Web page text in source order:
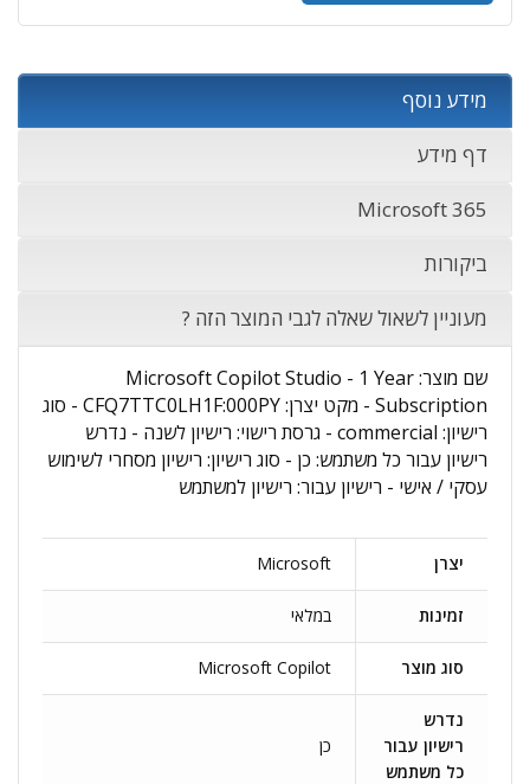
מידע נוסף
דף מידע
Microsoft 365
ביקורות
מעוניין לשאול שאלה לגבי המוצר הזה ?
שם מוצר: Microsoft Copilot Studio - 1 Year
Subscription - מקט יצרן: CFQ7TTC0LH1F:000PY - סוג
רישיון: commercial - גרסת רישוי: רישיון לשנה - נדרש
רישיון עבור כל משתמש: כן - סוג רישיון: רישיון מסחרי לשימוש
עסקי / אישי - רישיון עבור: רישיון למשתמש
יצרן Microsoft
זמינות במלאי
סוג מוצר Microsoft Copilot
נדרש
רישיון עבור
כל משתמש
כן